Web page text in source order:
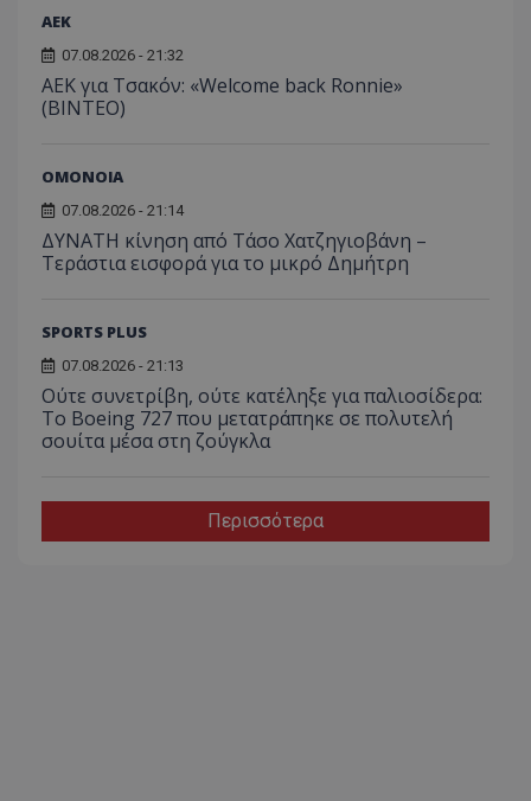
ΑEK
07.08.2026 - 21:32
ΑΕΚ για Τσακόν: «Welcome back Ronnie»
(ΒΙΝΤΕΟ)
ΟΜΟΝΟΙΑ
07.08.2026 - 21:14
ΔΥΝΑΤΗ κίνηση από Τάσο Χατζηγιοβάνη –
Τεράστια εισφορά για το μικρό Δημήτρη
SPORTS PLUS
07.08.2026 - 21:13
Ούτε συνετρίβη, ούτε κατέληξε για παλιοσίδερα:
Το Boeing 727 που μετατράπηκε σε πολυτελή
σουίτα μέσα στη ζούγκλα
Περισσότερα